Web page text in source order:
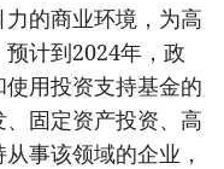
的商业环境，为高
计到2024年，政
用投资支持基金的
固定资产投资、高
事该领域的企业，